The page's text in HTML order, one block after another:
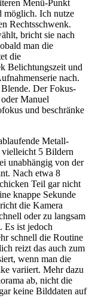
Menü-Punkt
möglich. Ich nutze
Rechtsschwenk.
bricht sie nach
man die
die
Belichtungszeit und
nach.
Der Fokus-
Manuel
und beschränke
Metall-
vielleicht 5 Bildern
unabhängig von der
Nach etwa 8
Teil gar nicht
knappe Sekunde
die Kamera
oder zu langsam
Es ist jedoch
schnell die Routine
reizt das auch zum
wenn man die
variiert. Mehr dazu
ab, nicht die
keine Bilddaten auf